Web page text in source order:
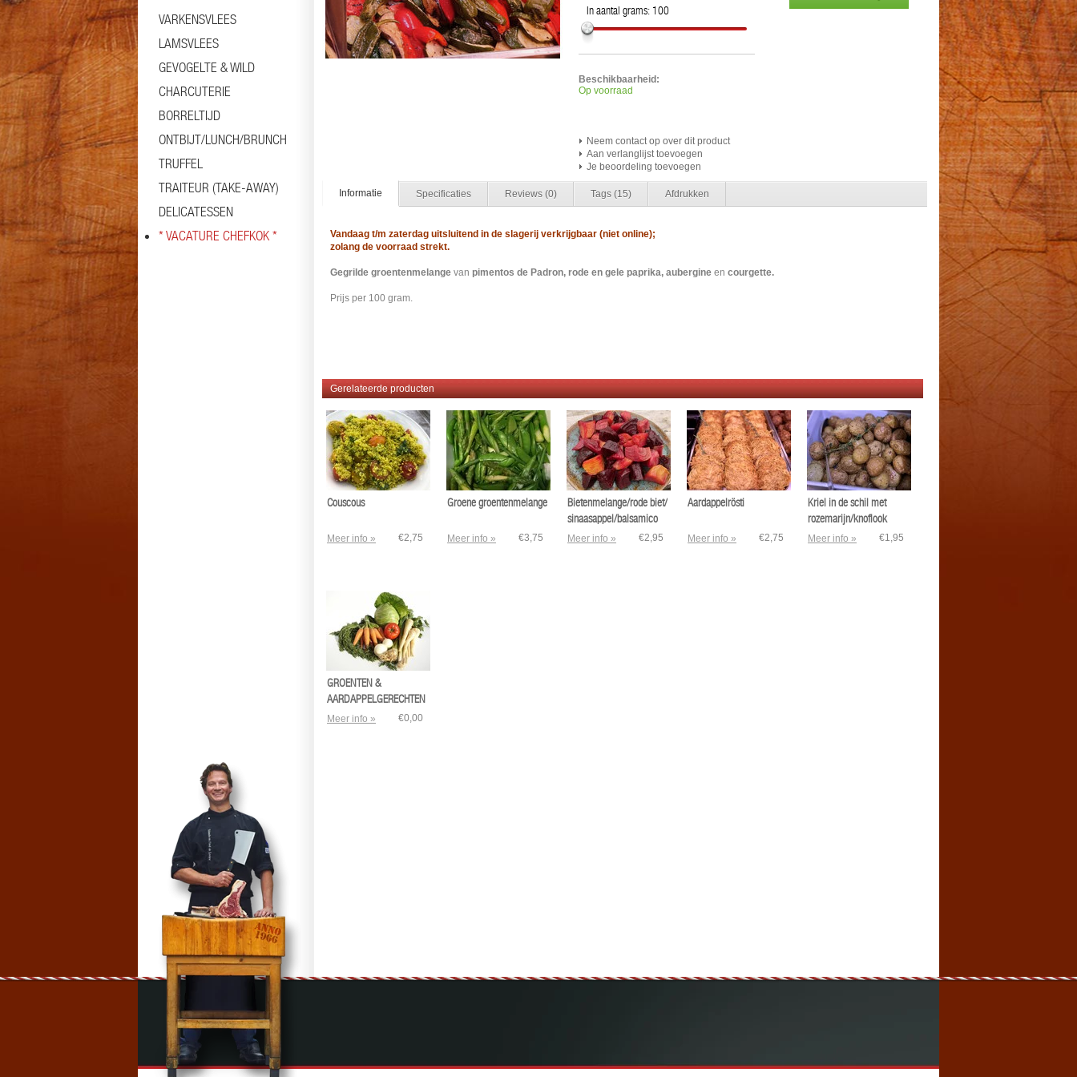
VARKENSVLEES
LAMSVLEES
GEVOGELTE & WILD
CHARCUTERIE
BORRELTIJD
ONTBIJT/LUNCH/BRUNCH
TRUFFEL
TRAITEUR (TAKE-AWAY)
DELICATESSEN
* VACATURE CHEFKOK *
In aantal grams: 100
Beschikbaarheid:
Op voorraad
Neem contact op over dit product
Aan verlanglijst toevoegen
Je beoordeling toevoegen
Informatie Specificaties Reviews (0) Tags (15) Afdrukken
Vandaag t/m zaterdag uitsluitend in de slagerij verkrijgbaar (niet online);
zolang de voorraad strekt.
Gegrilde groentenmelange van pimentos de Padron, rode en gele paprika, aubergine en courgette.
Prijs per 100 gram.
Gerelateerde producten
Couscous
Meer info » €2,75
Groene groentenmelange
Meer info » €3,75
Bietenmelange/rode biet/
sinaasappel/balsamico
Meer info » €2,95
Aardappelrösti
Meer info » €2,75
Kriel in de schil met
rozemarijn/knoflook
Meer info » €1,95
GROENTEN &
AARDAPPELGERECHTEN
Meer info » €0,00